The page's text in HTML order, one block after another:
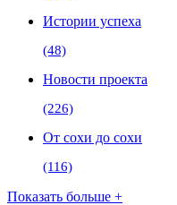
Истории успеха
(48)
Новости проекта
(226)
От сохи до сохи
(116)
Показать больше +